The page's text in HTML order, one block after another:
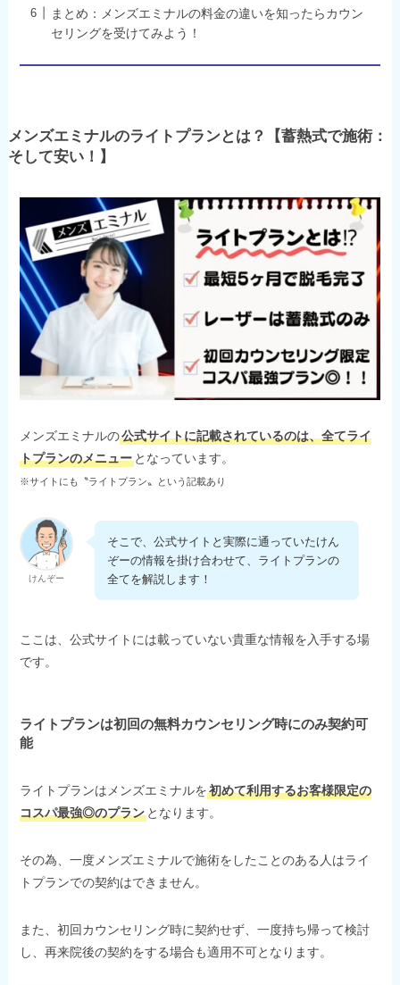
まとめ：メンズエミナルの料金の違いを知ったらカウン
セリングを受けてみよう！
メンズエミナルのライトプランとは？【蓄熱式で施術：
そして安い！】
メンズエミナルの公式サイトに記載されているのは、全てライ
トプランのメニュー となっています。
※サイトにも〝ライトプラン〟という記載あり
けんぞー
そこで、公式サイトと実際に通っていたけん
ぞーの情報を掛け合わせて、ライトプランの
全てを解説します！
ここは、公式サイトには載っていない貴重な情報を入手する場
です。
ライトプランは初回の無料カウンセリング時にのみ契約可
能
ライトプランはメンズエミナルを初めて利用するお客様限定の
コスパ最強◎のプラン となります。
その為、一度メンズエミナルで施術をしたことのある人はライ
トプランでの契約はできません。
また、初回カウンセリング時に契約せず、一度持ち帰って検討
し、再来院後の契約をする場合も適用不可となります。